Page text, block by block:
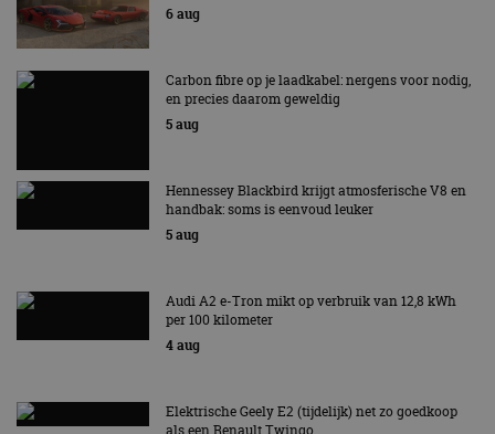
6 aug
Carbon fibre op je laadkabel: nergens voor nodig,
en precies daarom geweldig
5 aug
Hennessey Blackbird krijgt atmosferische V8 en
handbak: soms is eenvoud leuker
5 aug
Audi A2 e-Tron mikt op verbruik van 12,8 kWh
per 100 kilometer
4 aug
Elektrische Geely E2 (tijdelijk) net zo goedkoop